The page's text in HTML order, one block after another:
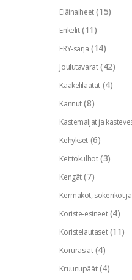
Eläinaiheet (15)
Enkelit (11)
FRY-sarja (14)
Joulutavarat (42)
Kaakelilaatat (4)
Kannut (8)
Kastemaljat ja
Kehykset (6)
Keittokulhot (3)
Kengät (7)
Kermakot, sokerikot
Koriste-esineet (4)
Koristelautaset (11)
Korurasiat (4)
Kruunupäät (4)